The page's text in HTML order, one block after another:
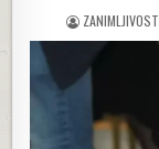
AUTHOR: